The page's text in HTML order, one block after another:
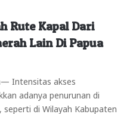
Rute Kapal Dari
Lain Di Papua
Intensitas akses
adanya penurunan di
di Wilayah Kabupaten